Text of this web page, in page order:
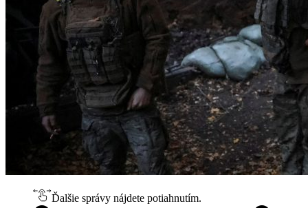
Ďalšie správy nájdete potiahnutím.